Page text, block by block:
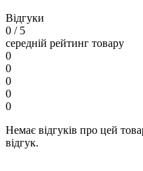
Відгуки
0 / 5
середній рейтинг товару
0
0
0
0
0
Немає відгуків про цей
відгук.